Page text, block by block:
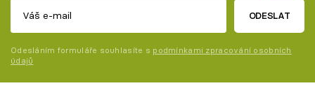
ODESLAT
Odesláním formuláře souhlasíte s podmínkami zpracování osobních
údajů